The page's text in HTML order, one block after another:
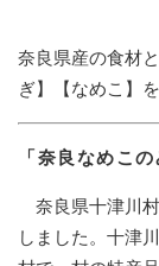
奈良県産の食材
ぎ】【なめこ】
「奈良なめこの
奈良県十津川
しました。十津